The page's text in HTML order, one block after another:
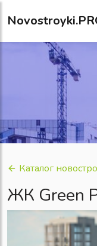
Каталог
ЖК Green